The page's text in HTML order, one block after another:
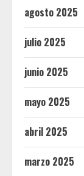
agosto 2025
julio 2025
junio 2025
mayo 2025
abril 2025
marzo 2025